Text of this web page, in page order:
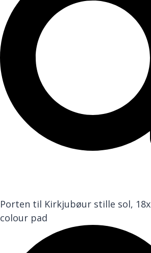
Porten til Kirkjubøur stille sol,
colour pad